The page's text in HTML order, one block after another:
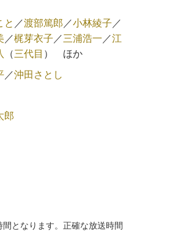
と ／渡部篤郎 ／小林綾子 ／
／梶芽衣子 ／三浦浩一 ／江
（三代目 ）
ほか
／沖田さとし
郎
となります。正確な放送時間